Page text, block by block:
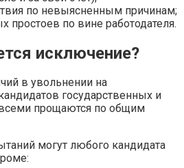
по невыясненным причинам;
простоев по вине работодателя.
исключение?
в увольнении на
государственных и
прощаются по общим
могут любого кандидата